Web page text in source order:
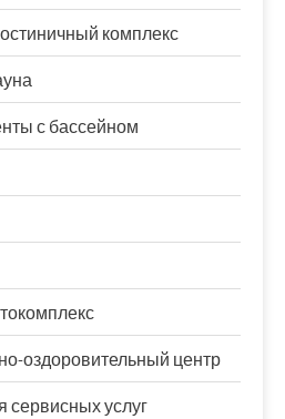
комплекс
с бассейном
оздоровительный центр
сервисных услуг